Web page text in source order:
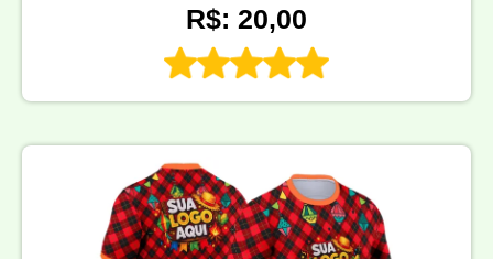
R$: 20,00